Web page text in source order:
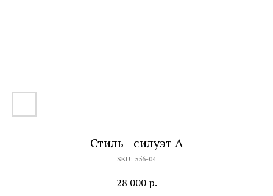
Стиль - силуэт А
SKU: 556-04
28 000 р.